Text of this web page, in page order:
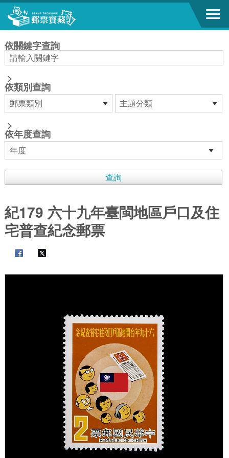
跳到主要內容區塊
依關鍵字查詢
>
依類別查詢
>
依年度查詢
紀179 六十九年臺閩地區戶口及住
宅普查紀念郵票